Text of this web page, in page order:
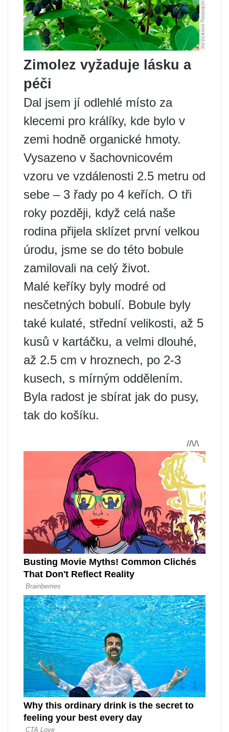
Zimolez vyžaduje lásku a
péči
Dal jsem jí odlehlé místo za
klecemi pro králíky, kde bylo v
zemi hodně organické hmoty.
Vysazeno v šachovnicovém
vzoru ve vzdálenosti 2.5 metru od
sebe – 3 řady po 4 keřích. O tři
roky později, když celá naše
rodina přijela sklízet první velkou
úrodu, jsme se do této bobule
zamilovali na celý život.
Malé keříky byly modré od
nesčetných bobulí. Bobule byly
také kulaté, střední velikosti, až 5
kusů v kartáčku, a velmi dlouhé,
až 2.5 cm v hroznech, po 2-3
kusech, s mírným oddělením.
Byla radost je sbírat jak do pusy,
tak do košíku.